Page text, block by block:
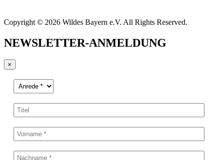
Copyright © 2026 Wildes Bayern e.V. All Rights Reserved.
NEWSLETTER-ANMELDUNG
×